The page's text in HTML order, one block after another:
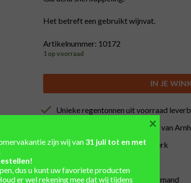
Het betreft een gebruikt wijnvat.
Artikelnummer: 10172
1 op voorraad
IN JE
Unieke regentonnen uit voorraad
Winkel en showtuin in de buurt van
Eigen werkplaats voor maatwerk
Verzending berekend in winkelmand
zijn wij van 31 juli tot en met
dus u kunt uw favoriete producten
er wel rekening mee dat wij tijdens
×